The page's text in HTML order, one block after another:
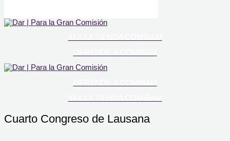
Cuarto Congreso de Lausana